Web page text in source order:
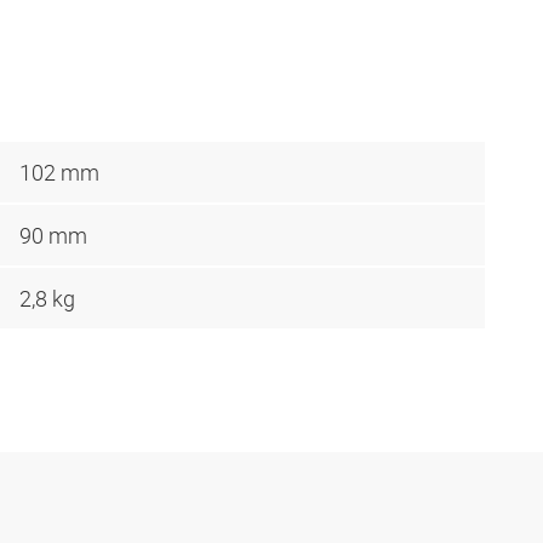
102 mm
90 mm
2,8 kg